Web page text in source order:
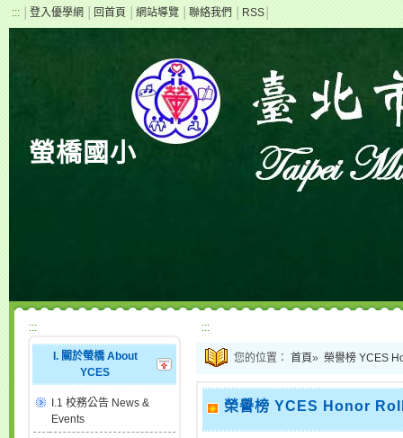
::: 登入優學網 回首頁 網站導覽 聯絡我們 RSS
螢橋國小
:::
I. 關於螢橋 About
YCES
I.1 校務公告 News &
Events
:::
您的位置： 首頁» 榮譽榜 YCES
榮譽榜 YCES Honor